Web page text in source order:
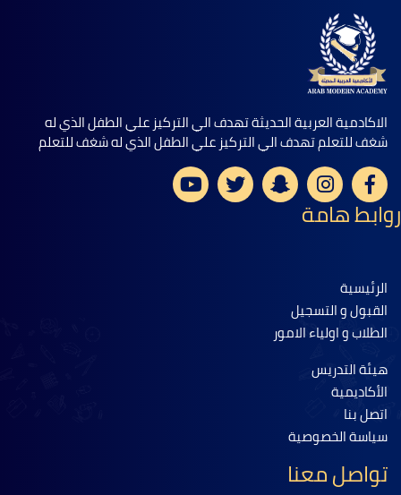
الاكادمية العربية الحديثة تهدف الي التركيز علي الطفل الذي له
شغف للتعلم تهدف الي التركيز علي الطفل الذي له شغف للتعلم
روابط هامة
الرئيسية
القبول و التسجيل
الطلاب و اولياء الامور
هيئة التدريس
الأكاديمية
اتصل بنا
سياسة الخصوصية
تواصل معنا